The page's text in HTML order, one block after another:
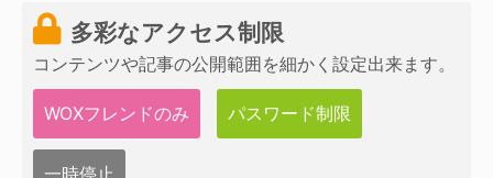
多彩なアクセス制限
コンテンツや記事の公開範囲を細かく設定出来ます。
WOXフレンドのみ パスワード制限
一時停止